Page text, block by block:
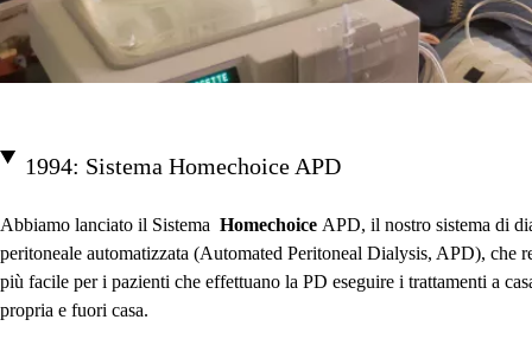
1994: Sistema Homechoice APD
Abbiamo lanciato il Sistema Homechoice APD, il nostro sistema di
peritoneale automatizzata (Automated Peritoneal Dialysis, APD), che
più facile per i pazienti che effettuano la PD eseguire i trattamenti a
propria e fuori casa.